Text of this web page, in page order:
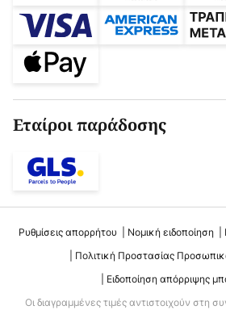
Εταίροι παράδοσης
Ρυθμίσεις απορρήτου Νομική ειδοποίηση
Πολιτική Προστασίας
Ειδοποίηση απόρριψης
Οι διαγραμμένες τιμές αντιστοιχούν στη